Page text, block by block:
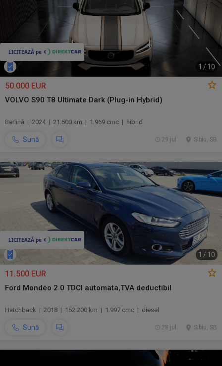
1 / 10
50.000 EUR
VOLVO S90 T8 Ultimate Dark (Plug-in Hybrid)
Berlină | 2024 | 21.500 km | 1.969 cmc | hibrid
Sună Sibiu, SB
29 jul.
1 / 10
11.500 EUR
Ford Mondeo 2.0 TDCI automata,TVA deductibil
Hatchback | 2018 | 152.200 km | 1.997 cmc | diesel
Sună Sibiu, SB
28 jul.